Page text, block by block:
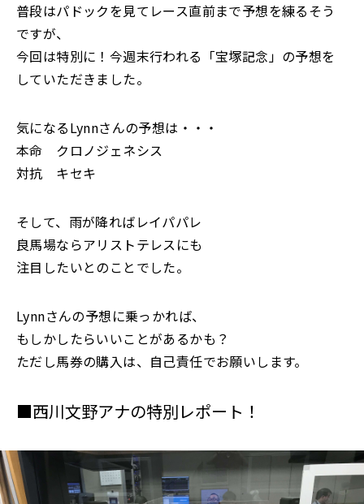
普段はパドックを見てレース直前まで予想を練るそう
ですが、
今回は特別に！今週末行われる「宝塚記念」の予想を
していただきました。
気になるLynnさんの予想は・・・
本命 クロノジェネシス
対抗 キセキ
そして、雨が降ればレイパパレ
良馬場ならアリストテレスにも
注目したいとのことでした。
Lynnさんの予想に乗っかれば、
もしかしたらいいことがあるかも？
ただし馬券の購入は、自己責任でお願いします。
■西川文野アナの特別レポート！